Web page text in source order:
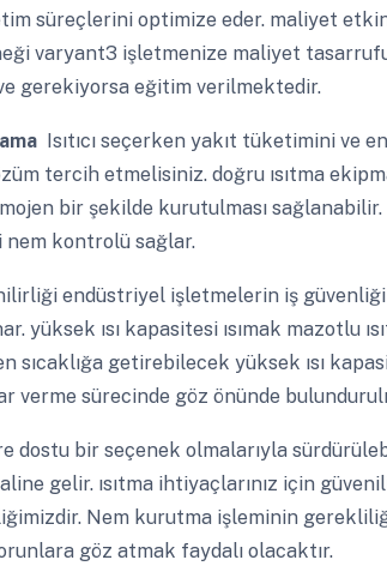
süreçlerini optimize eder. maliyet
varyant3 işletmenize maliyet
gerekiyorsa eğitim verilmektedir.
Isıtıcı seçerken yakıt tüketimini ve
tercih etmelisiniz. doğru ısıtma
bir şekilde kurutulması sağlanabilir.
kontrolü sağlar.
endüstriyel işletmelerin iş güvenliği
ısı kapasitesi ısımak mazotlu
sıcaklığa getirebilecek yüksek ısı
sürecinde göz önünde
dostu bir seçenek olmalarıyla
gelir. ısıtma ihtiyaçlarınız için
Nem kurutma işleminin
göz atmak faydalı olacaktır.